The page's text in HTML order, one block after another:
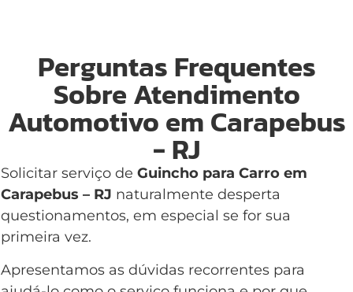
Perguntas Frequentes
Sobre Atendimento
Automotivo em Carapebus
- RJ
Solicitar serviço de Guincho para Carro em
Carapebus – RJ naturalmente desperta
questionamentos, em especial se for sua
primeira vez.
Apresentamos as dúvidas recorrentes para